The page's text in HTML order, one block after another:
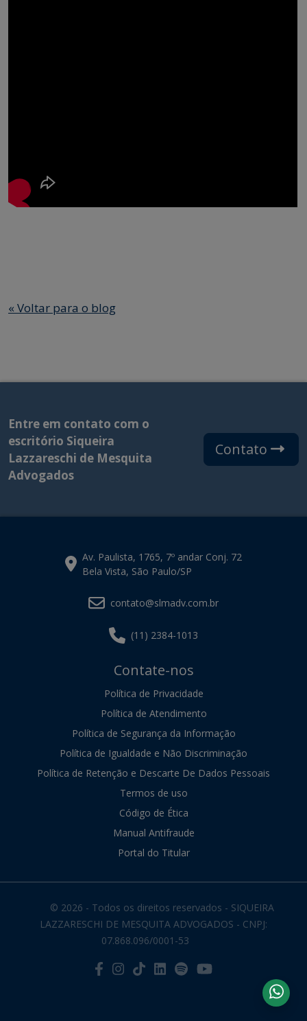
« Voltar para o blog
Entre em contato com o
escritório Siqueira
Lazzareschi de Mesquita
Advogados
Contato
Av. Paulista, 1765, 7º andar Conj. 72
Bela Vista, São Paulo/SP
contato@slmadv.com.br
(11) 2384-1013
Contate-nos
Política de Privacidade
Política de Atendimento
Política de Segurança da Informação
Política de Igualdade e Não Discriminação
Política de Retenção e Descarte De Dados Pessoais
Termos de uso
Código de Ética
Manual Antifraude
Portal do Titular
© 2026 - Todos os direitos reservados - SIQUEIRA
LAZZARESCHI DE MESQUITA ADVOGADOS - CNPJ:
07.868.096/0001-53